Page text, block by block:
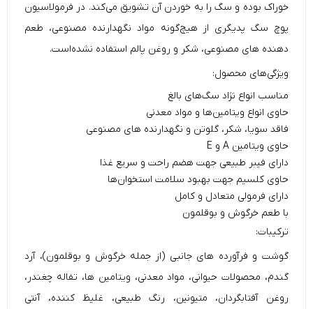
خوراک بوده و سگ را به خوردن آن تشویق می‌کند. در فرمولاسیون
پوچ سگ پدیگری از هیچ‌گونه مواد نگهدارنده مصنوعی، طعم
دهنده های مصنوعی، شکر و روغن پالم استفاده نشده‌است.
ویژگی‌های محصول:
مناسب انواع نژاد سگ‌های بالغ
حاوی انواع ویتامین‌ها و مواد معدنی
فاقد سویا، شکر، گلوتن و نگهدارنده های مصنوعی
حاوی ویتامین A و E
دارای فیبر طبیعی جهت هضم راحت و سریع غذا
حاوی کلسیم جهت بهبود سلامت استخوان‌ها
دارای فرمولی متعادل و کامل
با طعم خرگوش و بوقلمون
ترکیبات:
گوشت و فرآورده های جانبی (از جمله خرگوش و بوقلمون)، آرد
گندم، محصولات حیوانی، مواد معدنی، ویتامین ها، تفاله چغندر،
روغن آفتابگردان، متیونین، رنگ طبیعی، غلیظ کننده، آنتی